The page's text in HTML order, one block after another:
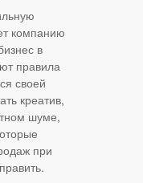
компанию
в
правила
своей
креатив,
шуме,
при